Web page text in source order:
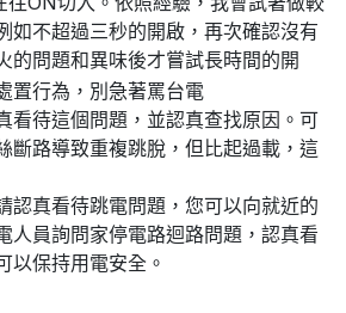
如不超過三秒的開啟，再次確認沒有
的問題和異味後才嘗試長時間的開
看待這個問題，並認真查找原因。可
斷路導致重複跳脫，但比起過載，這
認真看待跳電問題，您可以向就近的
人員詢問家停電路迴路問題，認真看
以保持用電安全。